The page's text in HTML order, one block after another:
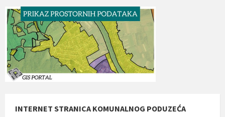
INTERNET STRANICA KOMUNALNOG PODUZEĆA